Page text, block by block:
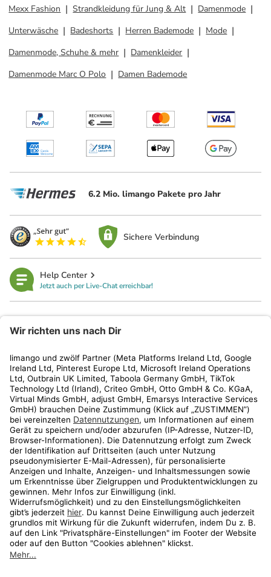
Mexx Fashion
Strandkleidung für Jung & Alt
Damenmode
Unterwäsche
Badeshorts Herren Bademode
Mode
Damenmode, Schuhe & mehr
Damenkleider
Damenmode Marc O Polo
Damen Bademode
6.2 Mio. limango Pakete pro Jahr
Sichere Verbindung
Help Center
Jetzt auch per Live-Chat erreichbar!
Kundenservice
Shop
Aktionen
Travel